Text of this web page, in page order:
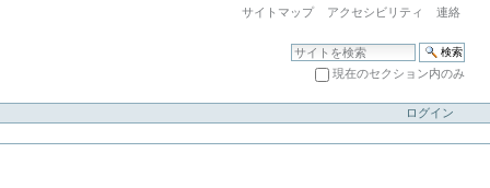
サイトマップ アクセシビリティ 連絡
サイトを検索
現在のセクション内のみ
ログイン